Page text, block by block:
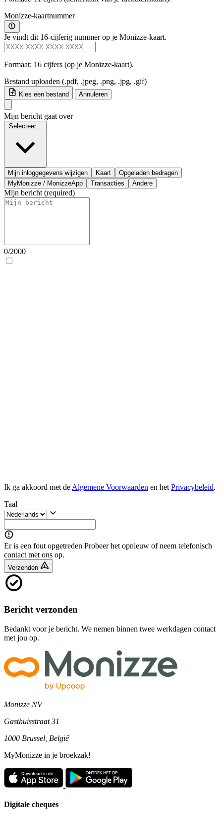
Monizze-kaartnummer
Je vindt dit 16-cijferig nummer op je Monizze-kaart.
Formaat: 16 cijfers (op je Monizze-kaart).
Bestand uploaden (.pdf, .jpeg, .png, .jpg, .gif)
Kies een bestand Annuleren
Mijn bericht gaat over
Selecteer...
Mijn inloggegevens wijzigen Kaart
Opgeladen bedragen
MyMonizze / MonizzeApp
Transacties Andere
Mijn bericht(required)
0/2000
Ik ga akkoord met deAlgemene Voorwaarden en hetPrivacybeleid.
Taal
Er is een fout opgetreden Probeer het opnieuw of neem telefonisch
contact met ons op.
Verzenden
Bericht verzonden
Bedankt voor je bericht. We nemen binnen twee werkdagen contact
met jou op.
Monizze NV
Gasthuisstraat 31
1000 Brussel, België
MyMonizze in je broekzak!
Digitale cheques